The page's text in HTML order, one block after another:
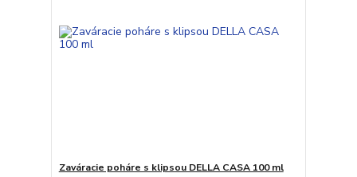
Zaváracie poháre s klipsou DELLA CASA 100 ml